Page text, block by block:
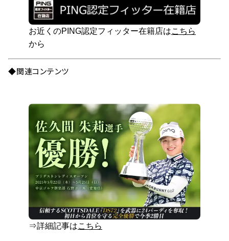
お近くのPING認定フィッター在籍店はこちら
から
◆関連コンテンツ
⇒詳細記事はこちら